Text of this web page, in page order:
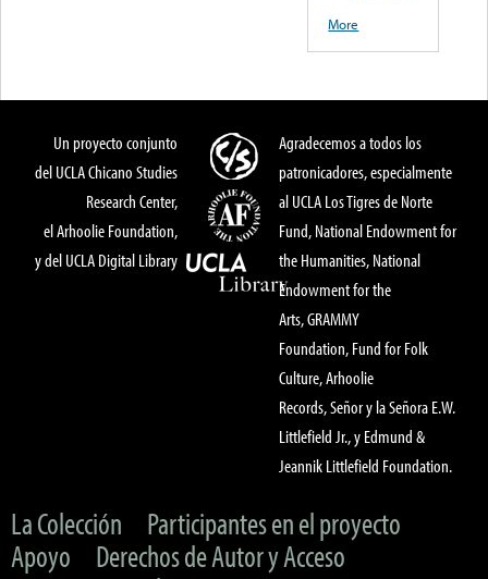
More
Un proyecto conjunto
del UCLA Chicano Studies
Research Center,
el Arhoolie Foundation,
y del UCLA Digital Library
Agradecemos a todos los
patronicadores, especialmente
al UCLA Los Tigres de Norte
Fund, National Endowment for
the Humanities, National
Endowment for the
Arts, GRAMMY
Foundation, Fund for Folk
Culture, Arhoolie
Records, Señor y la Señora E.W.
Littlefield Jr., y Edmund &
Jeannik Littlefield Foundation.
La Colección
Participantes en el proyecto
Apoyo
Derechos de Autor y Acceso